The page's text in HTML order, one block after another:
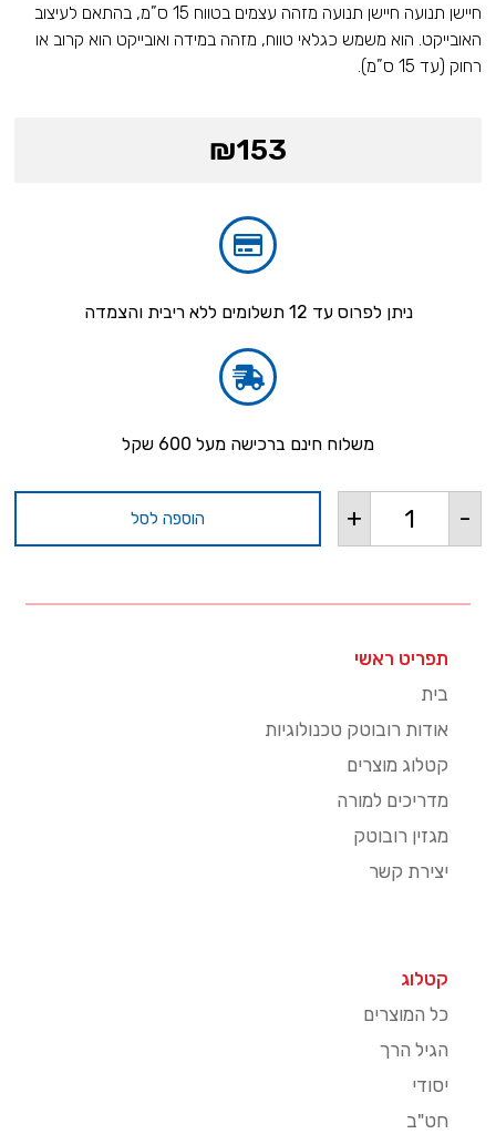
חיישן תנועה חיישן תנועה מזהה עצמים בטווח 15 ס”מ, בהתאם לעיצוב
האובייקט. הוא משמש כגלאי טווח, מזהה במידה ואובייקט הוא קרוב או
רחוק (עד 15 ס”מ).
₪153
משלוח חינם ברכישה מעל 600 שקל
ניתן לפרוס עד 12 תשלומים ללא ריבית והצמדה
-
+ הוספה לסל
תפריט ראשי
בית
אודות רובוטק טכנולוגיות
קטלוג מוצרים
מדריכים למורה
מגזין רובוטק
יצירת קשר
קטלוג
כל המוצרים
הגיל הרך
יסודי
חט"ב